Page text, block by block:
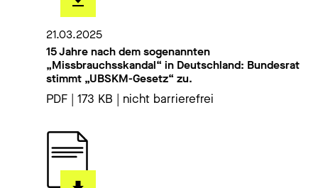
21.03.2025
15 Jahre nach dem sogenannten
„Missbrauchsskandal“ in Deutschland: Bundesrat
stimmt „UBSKM-Gesetz“ zu.
PDF | 173 KB | nicht barrierefrei